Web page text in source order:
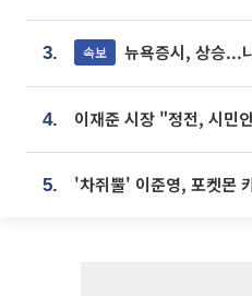
3. 속보 뉴욕증시, 상승
4.
5.